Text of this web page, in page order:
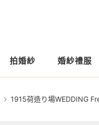
拍婚紗 婚紗禮服